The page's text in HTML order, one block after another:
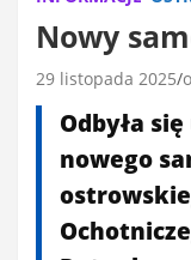
Nowy
29 listopada 2025
Odbyła
nowego